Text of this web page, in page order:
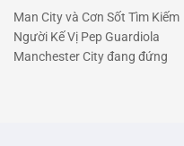
Man City và Cơn Sốt Tìm Kiếm
Người Kế Vị Pep Guardiola
Manchester City đang đứng